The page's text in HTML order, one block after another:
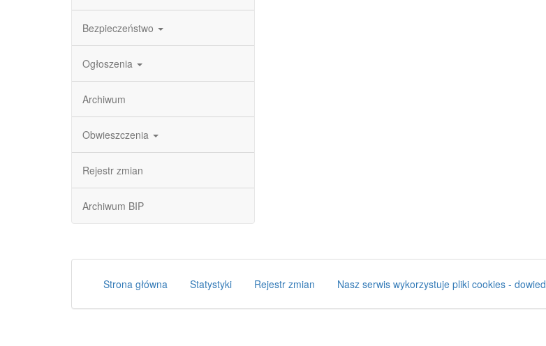
Bezpieczeństwo
Ogłoszenia
Archiwum
Obwieszczenia
Rejestr zmian
Archiwum BIP
Strona główna Statystyki Rejestr zmian Nasz serwis wykorzystuje pliki cookies -